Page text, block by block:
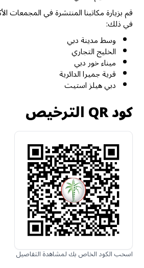
قم بزيارة مكاتبنا المنتشرة في المجمعات
في ذلك:
وسط مدينة دبي
الخليج التجاري
ميناء خور دبي
قرية جميرا الدائرية
دبي هيلز استيت
كود QR الترخيص
اسحب الكود الخاص بك لمشاهدة التفاصيل